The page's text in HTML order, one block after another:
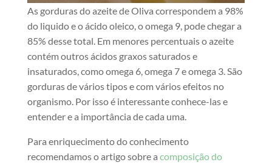
As gorduras do azeite de Oliva correspondem a 98%
do liquido e o ácido oleico, o omega 9, pode chegar a
85% desse total. Em menores percentuais o azeite
contém outros ácidos graxos saturados e
insaturados, como omega 6, omega 7 e omega 3. São
gorduras de vários tipos e com vários efeitos no
organismo. Por isso é interessante conhece-las e
entender e a importância de cada uma.
Para enriquecimento do conhecimento
recomendamos o artigo sobre a composição do